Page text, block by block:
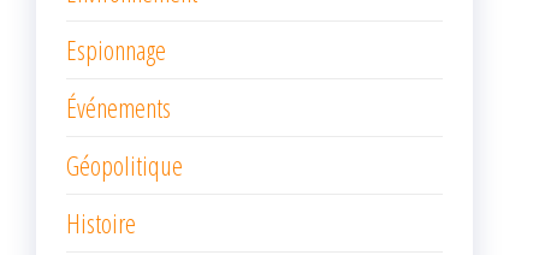
Espionnage
Événements
Géopolitique
Histoire